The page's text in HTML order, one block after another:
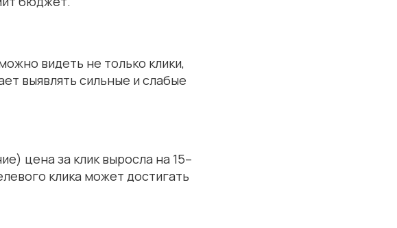
видеть не только клики,
выявлять сильные и слабые
цена за клик выросла на 15–
клика может достигать